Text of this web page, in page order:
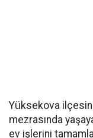
Yüksekova
mezrasında
ev işlerini